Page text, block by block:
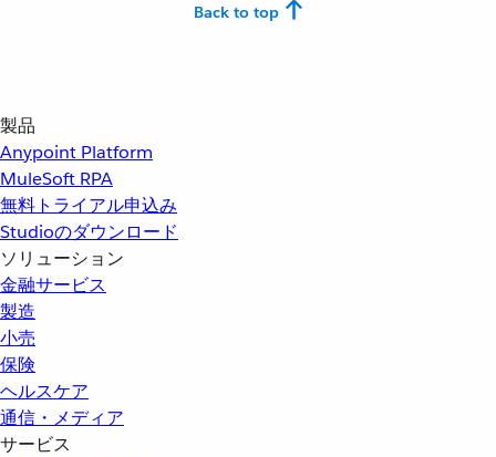
Back to top
製品
Anypoint Platform
MuleSoft RPA
無料トライアル申込み
Studioのダウンロード
ソリューション
金融サービス
製造
小売
保険
ヘルスケア
通信・メディア
サービス